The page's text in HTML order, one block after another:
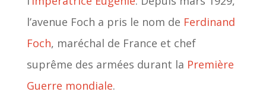
l’avenue Foch a pris le nom de Ferdinand
Foch, maréchal de France et chef
suprême des armées durant la Première
Guerre mondiale.